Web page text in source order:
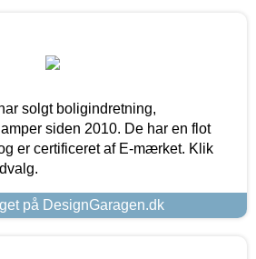
solgt boligindretning,
siden 2010. De har en flot
er certificeret af E-mærket. Klik
på DesignGaragen.dk